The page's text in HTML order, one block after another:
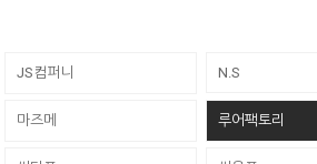
JS컴퍼니 N.S
마즈메 루어팩토리